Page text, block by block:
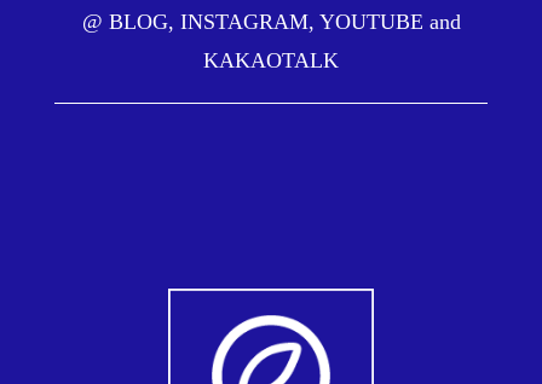
@ BLOG, INSTAGRAM, YOUTUBE and
KAKAOTALK